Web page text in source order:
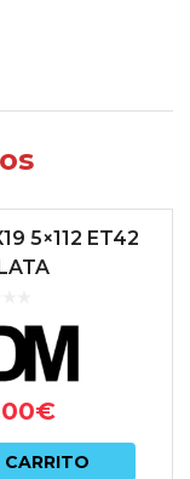
5×112 ET42
€